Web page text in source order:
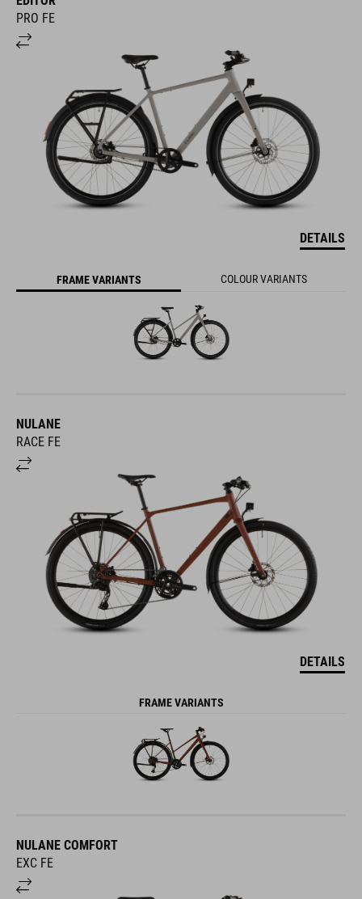
PRO FE
DETAILS
FRAME VARIANTS COLOUR VARIANTS
NULANE
RACE FE
DETAILS
FRAME VARIANTS
NULANE COMFORT
EXC FE